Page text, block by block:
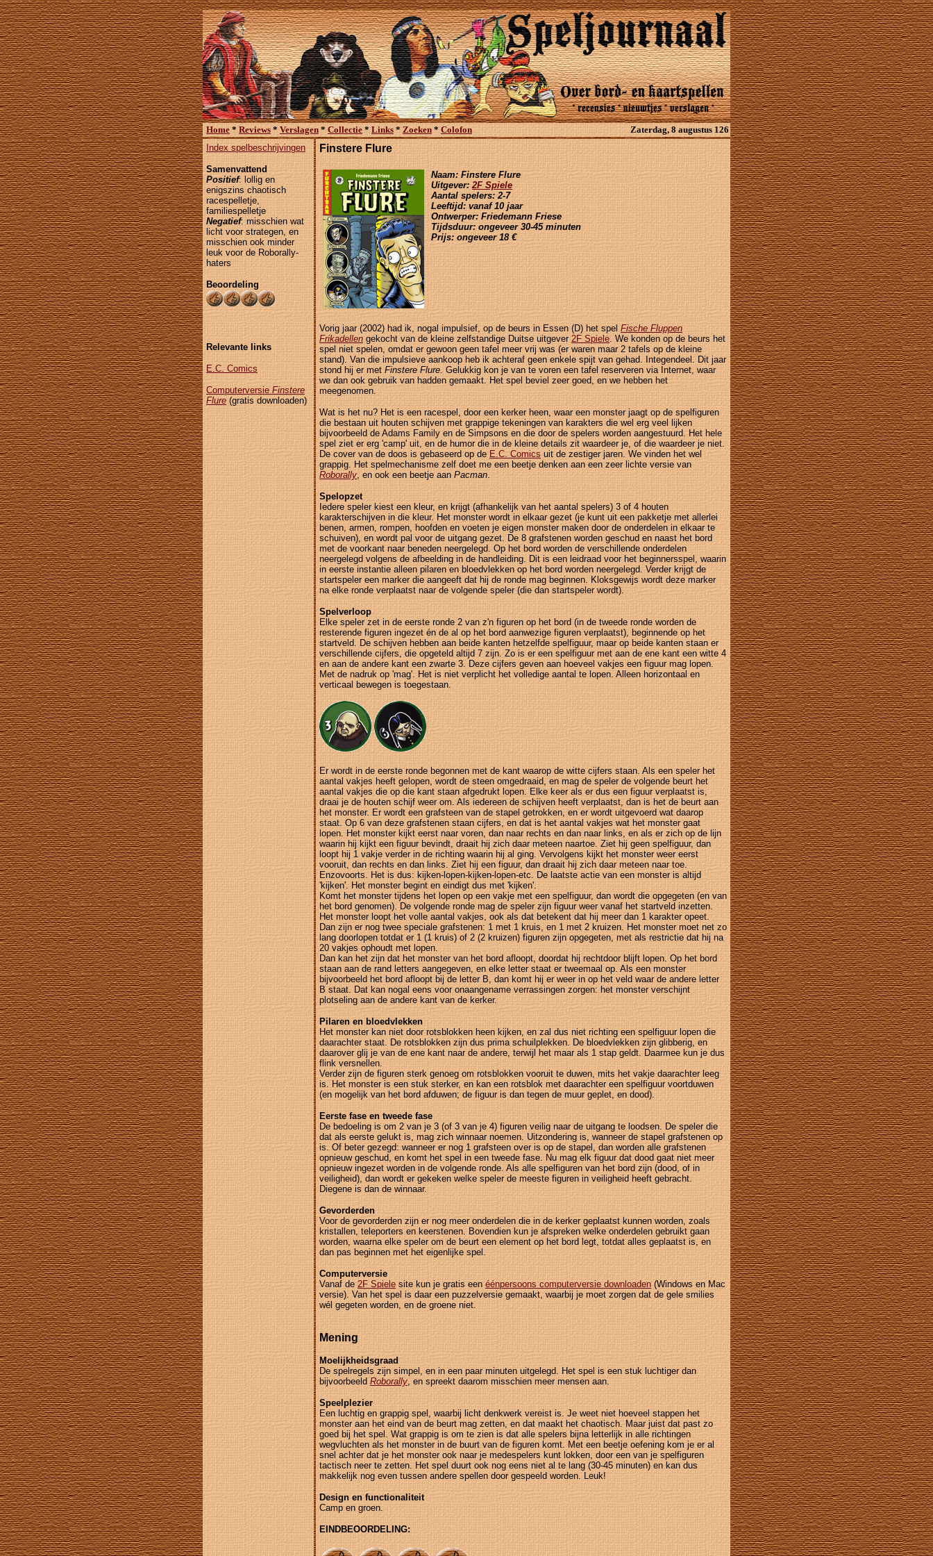
Home * Reviews * Verslagen * Collectie * Links * Zoeken * Colofon
Zaterdag, 8 augustus 126
Index spelbeschrijvingen
Samenvattend
Positief: lollig en
enigszins chaotisch
racespelletje,
familiespelletje
Negatief: misschien wat
licht voor strategen, en
misschien ook minder
leuk voor de Roborally-
haters
Beoordeling
Relevante links
E.C. Comics
ComputerversieFinstere
Flure(gratis downloaden)
Finstere Flure
Naam: Finstere Flure
Uitgever:2F Spiele
Aantal spelers: 2-7
Leeftijd: vanaf 10 jaar
Ontwerper: Friedemann Friese
Tijdsduur: ongeveer 30-45 minuten
Prijs: ongeveer 18 €
Vorig jaar (2002) had ik, nogal impulsief, op de beurs in Essen (D) het spel Fische Fluppen
Frikadellen gekocht van de kleine zelfstandige Duitse uitgever 2F Spiele. We konden op de beurs het
spel niet spelen, omdat er gewoon geen tafel meer vrij was (er waren maar 2 tafels op de kleine
stand). Van die impulsieve aankoop heb ik achteraf geen enkele spijt van gehad. Integendeel. Dit jaar
stond hij er met Finstere Flure. Gelukkig kon je van te voren een tafel reserveren via Internet, waar
we dan ook gebruik van hadden gemaakt. Het spel beviel zeer goed, en we hebben het
meegenomen.
Wat is het nu? Het is een racespel, door een kerker heen, waar een monster jaagt op de spelfiguren
die bestaan uit houten schijven met grappige tekeningen van karakters die wel erg veel lijken
bijvoorbeeld de Adams Family en de Simpsons en die door de spelers worden aangestuurd. Het hele
spel ziet er erg 'camp' uit, en de humor die in de kleine details zit waardeer je, of die waardeer je niet.
De cover van de doos is gebaseerd op de E.C. Comics uit de zestiger jaren. We vinden het wel
grappig. Het spelmechanisme zelf doet me een beetje denken aan een zeer lichte versie van
Roborally, en ook een beetje aanPacman.
Spelopzet
Iedere speler kiest een kleur, en krijgt (afhankelijk van het aantal spelers) 3 of 4 houten
karakterschijven in die kleur. Het monster wordt in elkaar gezet (je kunt uit een pakketje met allerlei
benen, armen, rompen, hoofden en voeten je eigen monster maken door de onderdelen in elkaar te
schuiven), en wordt pal voor de uitgang gezet. De 8 grafstenen worden geschud en naast het bord
met de voorkant naar beneden neergelegd. Op het bord worden de verschillende onderdelen
neergelegd volgens de afbeelding in de handleiding. Dit is een leidraad voor het beginnersspel, waarin
in eerste instantie alleen pilaren en bloedvlekken op het bord worden neergelegd. Verder krijgt de
startspeler een marker die aangeeft dat hij de ronde mag beginnen. Kloksgewijs wordt deze marker
na elke ronde verplaatst naar de volgende speler (die dan startspeler wordt).
Spelverloop
Elke speler zet in de eerste ronde 2 van z'n figuren op het bord (in de tweede ronde worden de
resterende figuren ingezet én de al op het bord aanwezige figuren verplaatst), beginnende op het
startveld. De schijven hebben aan beide kanten hetzelfde spelfiguur, maar op beide kanten staan er
verschillende cijfers, die opgeteld altijd 7 zijn. Zo is er een spelfiguur met aan de ene kant een witte 4
en aan de andere kant een zwarte 3. Deze cijfers geven aan hoeveel vakjes een figuur mag lopen.
Met de nadruk op 'mag'. Het is niet verplicht het volledige aantal te lopen. Alleen horizontaal en
verticaal bewegen is toegestaan.
Er wordt in de eerste ronde begonnen met de kant waarop de witte cijfers staan. Als een speler het
aantal vakjes heeft gelopen, wordt de steen omgedraaid, en mag de speler de volgende beurt het
aantal vakjes die op die kant staan afgedrukt lopen. Elke keer als er dus een figuur verplaatst is,
draai je de houten schijf weer om. Als iedereen de schijven heeft verplaatst, dan is het de beurt aan
het monster. Er wordt een grafsteen van de stapel getrokken, en er wordt uitgevoerd wat daarop
staat. Op 6 van deze grafstenen staan cijfers, en dat is het aantal vakjes wat het monster gaat
lopen. Het monster kijkt eerst naar voren, dan naar rechts en dan naar links, en als er zich op de lijn
waarin hij kijkt een figuur bevindt, draait hij zich daar meteen naartoe. Ziet hij geen spelfiguur, dan
loopt hij 1 vakje verder in de richting waarin hij al ging. Vervolgens kijkt het monster weer eerst
vooruit, dan rechts en dan links. Ziet hij een figuur, dan draait hij zich daar meteen naar toe.
Enzovoorts. Het is dus: kijken-lopen-kijken-lopen-etc. De laatste actie van een monster is altijd
'kijken'. Het monster begint en eindigt dus met 'kijken'.
Komt het monster tijdens het lopen op een vakje met een spelfiguur, dan wordt die opgegeten (en van
het bord genomen). De volgende ronde mag de speler zijn figuur weer vanaf het startveld inzetten.
Het monster loopt het volle aantal vakjes, ook als dat betekent dat hij meer dan 1 karakter opeet.
Dan zijn er nog twee speciale grafstenen: 1 met 1 kruis, en 1 met 2 kruizen. Het monster moet net zo
lang doorlopen totdat er 1 (1 kruis) of 2 (2 kruizen) figuren zijn opgegeten, met als restrictie dat hij na
20 vakjes ophoudt met lopen.
Dan kan het zijn dat het monster van het bord afloopt, doordat hij rechtdoor blijft lopen. Op het bord
staan aan de rand letters aangegeven, en elke letter staat er tweemaal op. Als een monster
bijvoorbeeld het bord afloopt bij de letter B, dan komt hij er weer in op het veld waar de andere letter
B staat. Dat kan nogal eens voor onaangename verrassingen zorgen: het monster verschijnt
plotseling aan de andere kant van de kerker.
Pilaren en bloedvlekken
Het monster kan niet door rotsblokken heen kijken, en zal dus niet richting een spelfiguur lopen die
daarachter staat. De rotsblokken zijn dus prima schuilplekken. De bloedvlekken zijn glibberig, en
daarover glij je van de ene kant naar de andere, terwijl het maar als 1 stap geldt. Daarmee kun je dus
flink versnellen.
Verder zijn de figuren sterk genoeg om rotsblokken vooruit te duwen, mits het vakje daarachter leeg
is. Het monster is een stuk sterker, en kan een rotsblok met daarachter een spelfiguur voortduwen
(en mogelijk van het bord afduwen; de figuur is dan tegen de muur geplet, en dood).
Eerste fase en tweede fase
De bedoeling is om 2 van je 3 (of 3 van je 4) figuren veilig naar de uitgang te loodsen. De speler die
dat als eerste gelukt is, mag zich winnaar noemen. Uitzondering is, wanneer de stapel grafstenen op
is. Of beter gezegd: wanneer er nog 1 grafsteen over is op de stapel, dan worden alle grafstenen
opnieuw geschud, en komt het spel in een tweede fase. Nu mag elk figuur dat dood gaat niet meer
opnieuw ingezet worden in de volgende ronde. Als alle spelfiguren van het bord zijn (dood, of in
veiligheid), dan wordt er gekeken welke speler de meeste figuren in veiligheid heeft gebracht.
Diegene is dan de winnaar.
Gevorderden
Voor de gevorderden zijn er nog meer onderdelen die in de kerker geplaatst kunnen worden, zoals
kristallen, teleporters en keerstenen. Bovendien kun je afspreken welke onderdelen gebruikt gaan
worden, waarna elke speler om de beurt een element op het bord legt, totdat alles geplaatst is, en
dan pas beginnen met het eigenlijke spel.
Computerversie
Vanaf de2F Spielesite kun je gratis eenéénpersoons computerversie downloaden(Windows en Mac
versie). Van het spel is daar een puzzelversie gemaakt, waarbij je moet zorgen dat de gele smilies
wél gegeten worden, en de groene niet.
Mening
Moelijkheidsgraad
De spelregels zijn simpel, en in een paar minuten uitgelegd. Het spel is een stuk luchtiger dan
bijvoorbeeld Roborally, en spreekt daarom misschien meer mensen aan.
Speelplezier
Een luchtig en grappig spel, waarbij licht denkwerk vereist is. Je weet niet hoeveel stappen het
monster aan het eind van de beurt mag zetten, en dat maakt het chaotisch. Maar juist dat past zo
goed bij het spel. Wat grappig is om te zien is dat alle spelers bijna letterlijk in alle richtingen
wegvluchten als het monster in de buurt van de figuren komt. Met een beetje oefening kom je er al
snel achter dat je het monster ook naar je medespelers kunt lokken, door een van je spelfiguren
tactisch neer te zetten. Het spel duurt ook nog eens niet al te lang (30-45 minuten) en kan dus
makkelijk nog even tussen andere spellen door gespeeld worden. Leuk!
Design en functionaliteit
Camp en groen.
EINDBEOORDELING: